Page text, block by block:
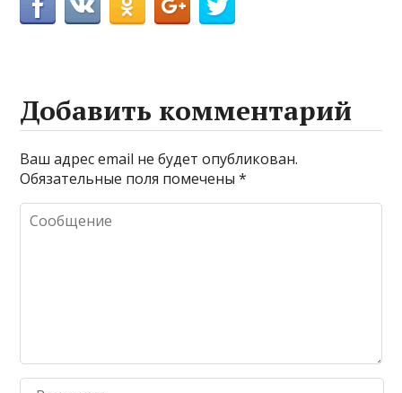
Добавить комментарий
Ваш адрес email не будет опубликован.
Обязательные поля помечены*